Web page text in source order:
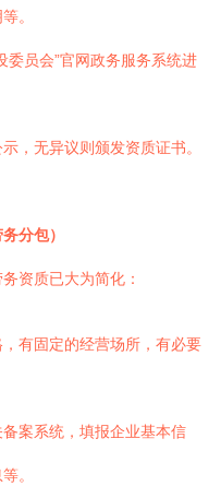
。
委员会”官网政务服务系统进
，无异议则颁发资质证书。
分包）
资质已大为简化：
，有固定的经营场所，有必要
案系统，填报企业基本信
。